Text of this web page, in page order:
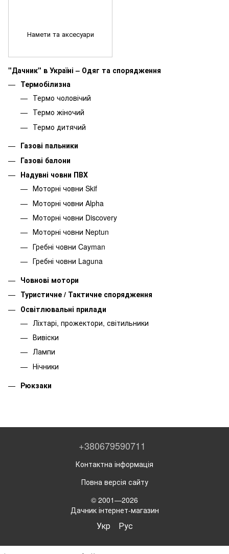
"Дачник" в Україні – Одяг та спорядження
Термобілизна
Термо чоловічий
Термо жіночий
Термо дитячий
Газові пальники
Газові балони
Надувні човни ПВХ
Моторні човни Skif
Моторні човни Alpha
Моторні човни Discovery
Моторні човни Neptun
Гребні човни Cayman
Гребні човни Laguna
Човнові мотори
Туристичне / Тактичне спорядження
Освітлювальні прилади
Ліхтарі, прожектори, світильники
Вивіски
Лампи
Нічники
Рюкзаки
Намети та аксесуари
+380679590711
Контактна інформація
Повна версія сайту
© 2001—2026
Дачник інтернет-магазин
Укр Рус